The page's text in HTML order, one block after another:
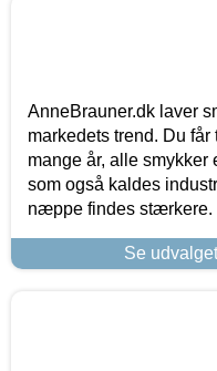
AnneBrauner.dk laver
markedets trend. Du
mange år, alle smykker
som også kaldes
næppe findes stærkere.
Se